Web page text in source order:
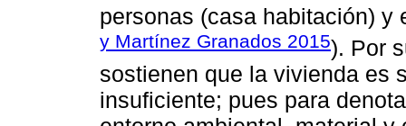
personas (casa habitación) y
y Martínez Granados 2015). Por
sostienen que la vivienda es
insuficiente; pues para